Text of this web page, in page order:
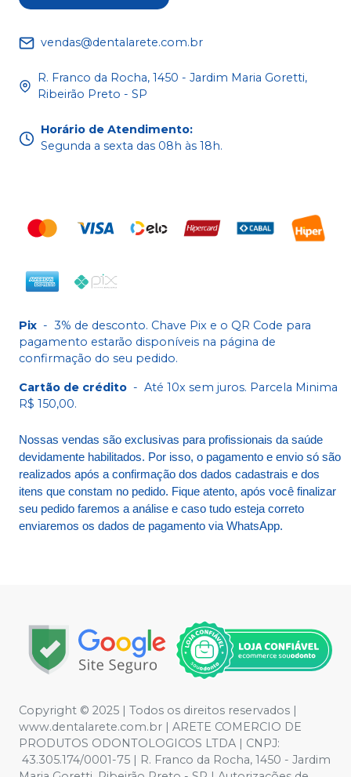
vendas@dentalarete.com.br
R. Franco da Rocha, 1450 - Jardim Maria Goretti,
Ribeirão Preto - SP
Horário de Atendimento:
Segunda a sexta das 08h às 18h.
Pix - 3% de desconto. Chave Pix e o QR Code para
pagamento estarão disponíveis na página de
confirmação do seu pedido.
Cartão de crédito - Até 10x sem juros. Parcela Minima
R$ 150,00.
Nossas vendas são exclusivas para profissionais da saúde
devidamente habilitados. Por isso, o pagamento e envio só são
realizados após a confirmação dos dados cadastrais e dos
itens que constam no pedido. Fique atento, após você finalizar
seu pedido faremos a análise e caso tudo esteja correto
enviaremos os dados de pagamento via WhatsApp.
Copyright © 2025 | Todos os direitos reservados |
www.dentalarete.com.br | ARETE COMERCIO DE
PRODUTOS ODONTOLOGICOS LTDA | CNPJ:
43.305.174/0001-75 | R. Franco da Rocha, 1450 - Jardim